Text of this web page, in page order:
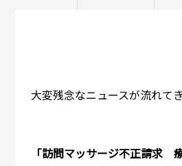
大変残念なニュースが流れて
「訪問マッサージ不正請求